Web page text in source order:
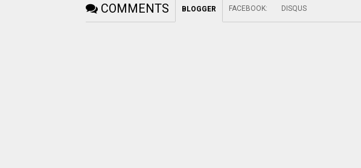
COMMENTS BLOGGER FACEBOOK: DISQUS